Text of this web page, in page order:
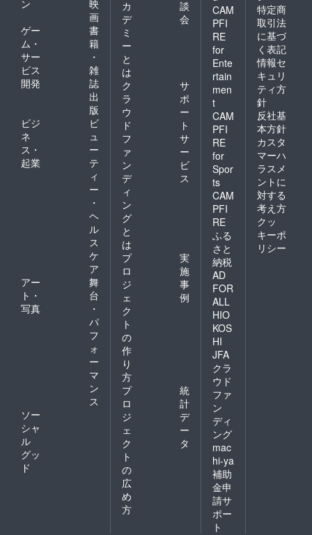
ン
映
画
ゲー
ム・
サー
ビス
開発
書
籍
・
雑
誌
出
版
ビジ
ネ
ス・
起業
ビ
ュ
ー
テ
ィ
ー
・
ヘ
ル
ス
ケ
ア
アー
ト・
写真
舞
台
・
パ
フ
ォ
ー
マ
ン
ス
ソー
シャ
ル
グッ
ド
カ
デ
ミ
ー
と
は
談
会
ク
ラ
ウ
ド
フ
ァ
ン
デ
ィ
ン
グ
と
は
サ
ポ
ー
ト
サ
ー
ビ
ス
プ
ロ
ジ
ェ
ク
ト
の
作
り
方
実
施
事
例
プ
ロ
ジ
ェ
ク
ト
の
広
め
方
統
計
デ
ー
タ
CAM
PFI
RE
for
Ente
rtain
men
t
CAM
PFI
RE
for
Spor
ts
CAM
PFI
RE
ふる
さと
納税
AD
FOR
ALL
HIO
KOS
HI
JFA
クラ
ウド
ファ
ン
ディ
ング
mac
hi-ya
補助
金申
請サ
ポー
ト
特定商
取引法
に基づ
く表記
情報セ
キュリ
ティ方
針
反社基
本方針
カスタ
マーハ
ラスメ
ントに
対する
考え方
クッ
キーポ
リシー